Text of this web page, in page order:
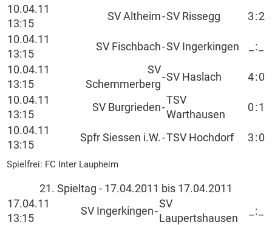
10.04.11
13:15
SV Altheim-SV Rissegg 3 :2
10.04.11
13:15
SV Fischbach-SV Ingerkingen :
10.04.11
13:15
SV
Schemmerberg
-SV Haslach 4: 0
10.04.11
13:15
SV Burgrieden-
TSV
Warthausen
0 : 1
10.04.11
13:15
Spfr Siessen i.W.-TSV Hochdorf 3 : 0
Spielfrei: FC Inter Laupheim
21. Spieltag - 17.04.2011 bis 17.04.2011
17.04.11
13:15
SV Ingerkingen-
SV
Laupertshausen
: